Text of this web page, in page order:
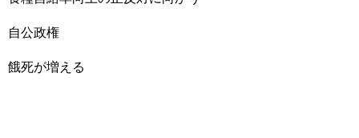
自公政権
餓死が増える